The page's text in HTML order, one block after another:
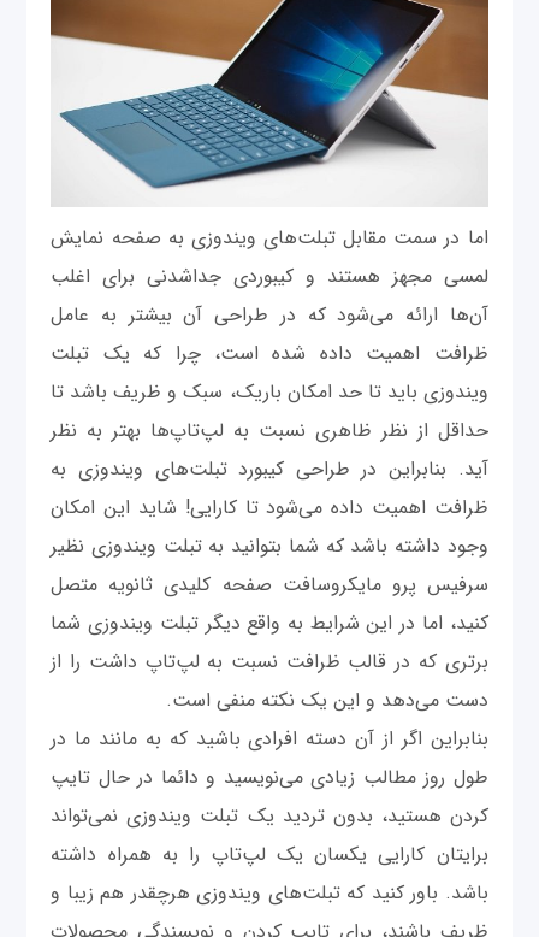
اما در سمت مقابل تبلت‌های ویندوزی به صفحه نمایش
لمسی مجهز هستند و کیبوردی جداشدنی برای اغلب
آن‌ها ارائه می‌شود که در طراحی آن بیشتر به عامل
ظرافت اهمیت داده شده است، چرا که یک تبلت
ویندوزی باید تا حد امکان باریک، سبک و ظریف باشد تا
حداقل از نظر ظاهری نسبت به لپ‌تاپ‌ها بهتر به نظر
آید. بنابراین در طراحی کیبورد تبلت‌های ویندوزی به
ظرافت اهمیت داده می‌شود تا کارایی! شاید این امکان
وجود داشته باشد که شما بتوانید به تبلت ویندوزی نظیر
سرفیس پرو مایکروسافت صفحه کلیدی ثانویه متصل
کنید، اما در این شرایط به واقع دیگر تبلت ویندوزی شما
برتری که در قالب ظرافت نسبت به لپ‌تاپ داشت را از
دست می‌دهد و این یک نکته منفی است.
بنابراین اگر از آن دسته افرادی باشید که به مانند ما در
طول روز مطالب زیادی می‌نویسید و دائما در حال تایپ
کردن هستید، بدون تردید یک تبلت ویندوزی نمی‌تواند
برایتان کارایی یکسان یک لپ‌تاپ را به همراه داشته
باشد. باور کنید که تبلت‌های ویندوزی هرچقدر هم زیبا و